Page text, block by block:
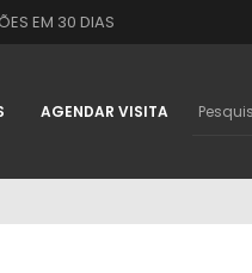
EM 30 DIAS
AGENDAR VISITA